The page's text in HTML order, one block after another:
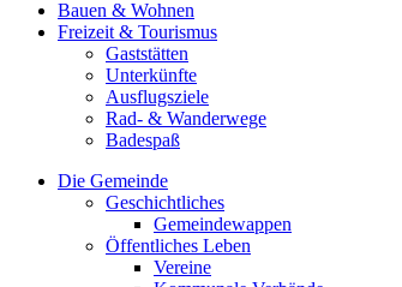
Bauen & Wohnen
Freizeit & Tourismus
Gaststätten
Unterkünfte
Ausflugsziele
Rad- & Wanderwege
Badespaß
Die Gemeinde
Geschichtliches
Gemeindewappen
Öffentliches Leben
Vereine